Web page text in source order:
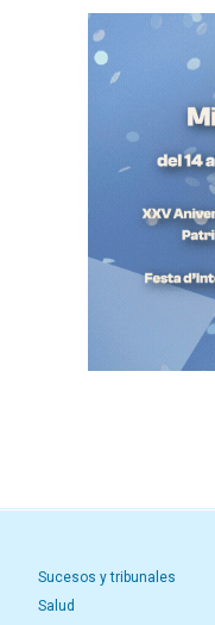
Sucesos y tribunales
Salud